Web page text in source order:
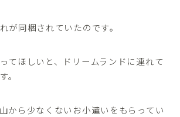
が同梱されていたのです。
てほしいと、ドリームランドに連れて
。
から少なくないお小遣いをもらってい